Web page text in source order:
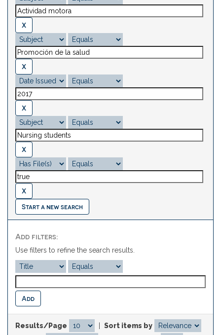
Start a new search
Add filters:
Use filters to refine the search results.
Results/Page
Sort items by